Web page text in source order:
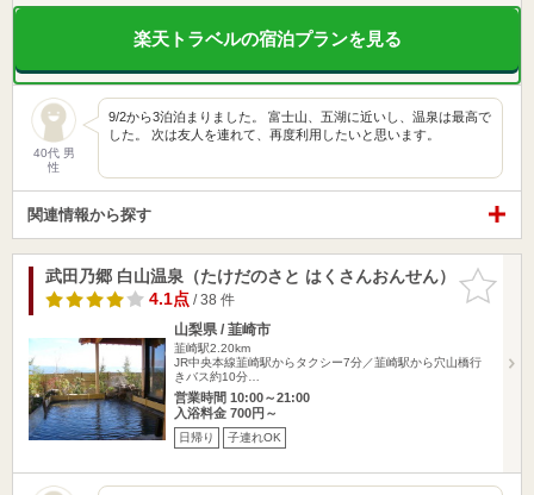
楽天トラベルの宿泊プランを見る
40代 男
性
9/2から3泊泊まりました。 富士山、五湖に近いし、温泉は最高で
した。 次は友人を連れて、再度利用したいと思います。
関連情報から探す
お気に入
りに追加
武田乃郷 白山温泉（たけだのさと はくさんおんせん）
4.1点/ 38 件
山梨県 / 韮崎市
韮崎駅2.20km
JR中央本線韮崎駅からタクシー7分／韮崎駅から穴山橋行
きバス約10分…
営業時間 10:00～21:00
入浴料金 700円～
日帰り 子連れOK